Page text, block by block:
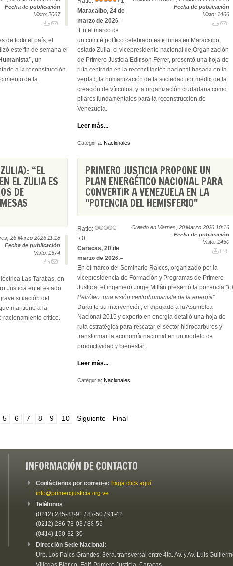
Fecha de publicación
Visto: 2067
de todo el país, el
este fin de semana el
, un
a la reconstrucción
de la
Fecha de publicación
Visto: 1466
Maracaibo, 24 de
marzo de 2026.–
En el marco de
un comité político celebrado este lunes en Maracaibo,
estado Zulia, el vicepresidente nacional de Organización
de Primero Justicia Edinson Ferrer, presentó una hoja de
ruta centrada en la reconciliación nacional basada en la
verdad, la humanización de la sociedad por medio de la
creación de vínculos, y la organización ciudadana como
pilares fundamentales para la reconstrucción de
Venezuela.
Leer más...
Categoría: Nacionales
“EL
EL ZULIA ES
DE
26 Marzo 2026 11:18
Fecha de publicación
Visto: 1574
Las Tarabas, en
Justicia en el estado
situación del
mantiene a la
racionamiento crítico.
PRIMERO JUSTICIA PROPONE UN
PLAN ENERGÉTICO NACIONAL PARA
CONVERTIR A VENEZUELA EN LA
"POTENCIA DEL HEMISFERIO"
Creado en Viernes, 20 Marzo 2026 10:16
Fecha de publicación
Visto: 1450
Ratio:
/ 0
Caracas, 20 de
marzo de 2026.–
En el marco del Seminario Raíces, organizado por la
vicepresidencia de Formación y Programas de Primero
Justicia, el ingeniero Jorge Millán presentó la ponencia "El
Petróleo: una visión centrohumanista de la energía".
Durante su intervención, el diputado a la Asamblea
Nacional 2015 y experto en energía detalló una hoja de
ruta estratégica para rescatar el sector hidrocarburos y
transformar la economía nacional en un modelo de
productividad y bienestar.
Leer más...
Categoría: Nacionales
5 6 7 8 9 10 Siguiente Final
INFORMACIÓN DE CONTACTO
Contáctenos por correo-e: haga click aquí
info@primerojusticia.org.ve
Teléfonos
(0212) 285-83-91 / 87-50 / 91-42
(0212) 286-73-03 / 88-55
(0414) 150-32-30
Dirección Sede Nacional:
Urb. Los Palos Grandes, 3era. transversal entre 4ta. Av. y Av. Luis
Villegas Blanco, Edif. Primero Justicia. Caracas